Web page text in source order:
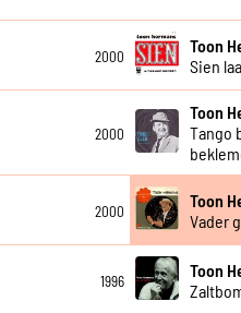
2000
Toon
Sien
2000
Toon
Tango
2000
Toon
Vader
1996
Toon